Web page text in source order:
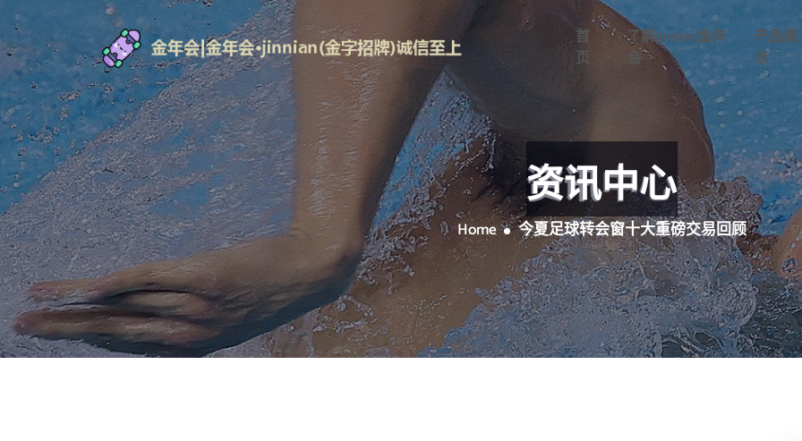
首
页
了解jinnian金年
会
产品展
示
资讯中心
Home 今夏足球转会窗十大重磅交易回顾